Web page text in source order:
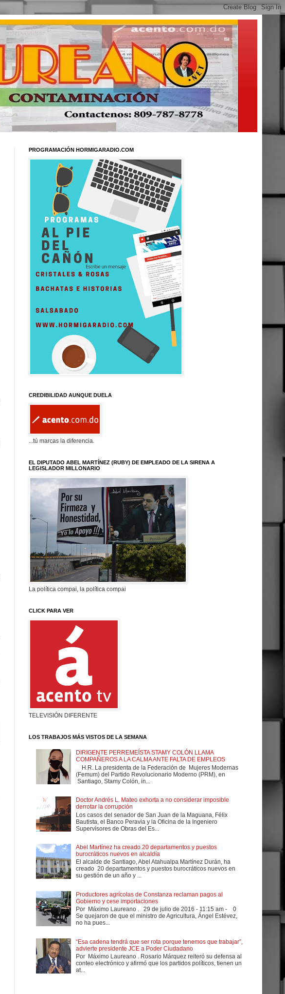
PROGRAMACIÓN HORMIGARADIO.COM
CREDIBILIDAD AUNQUE DUELA
...tú marcas la diferencia.
EL DIPUTADO ABEL MARTÍNEZ (RUBY) DE EMPLEADO DE LA SIRENA A
LEGISLADOR MILLONARIO
La política compai, la política compai
CLICK PARA VER
TELEVISIÓN DIFERENTE
LOS TRABAJOS MÁS VISTOS DE LA SEMANA
DIRIGENTE PERREMEÍSTA STAMY COLÓN LLAMA
COMPAÑEROS A LA CALMA ANTE FALTA DE EMPLEOS
H.R. La presidenta de la Federación de Mujeres Modernas
(Femum) del Partido Revolucionario Moderno (PRM), en
Santiago, Stamy Colón, in...
Doctor Andrés L. Mateo exhorta a no considerar imposible
derrotar la corrupción
Los casos del senador de San Juan de la Maguana, Félix
Bautista, el Banco Peravia y la Oficina de la Ingeniero
Supervisores de Obras del Es...
Abel Martínez ha creado 20 departamentos y puestos
burocráticos nuevos en alcaldía
El alcalde de Santiago, Abel Atahualpa Martínez Durán, ha
creado 20 departamentos y puestos burocráticos nuevos en
su gestión de un año y ...
Productores agrícolas de Constanza reclaman pagos al
Gobierno y cese importaciones
Por Máximo Laureano . 29 de julio de 2016 - 11:15 am - 0
Se quejaron de que el ministro de Agricultura, Ángel Estévez,
no ha pues...
“Esa cadena tendrá que ser rota porque tenemos que trabajar”,
advierte presidente JCE a Poder Ciudadano
Por Máximo Laureano . Rosario Márquez reiteró su defensa al
conteo electrónico y afirmó que los partidos políticos, tienen un
at...